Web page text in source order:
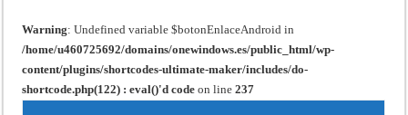
Warning: Undefined variable $botonEnlaceAndroid in
/home/u460725692/domains/onewindows.es/public_html/wp-
content/plugins/shortcodes-ultimate-maker/includes/do-
shortcode.php(122) : eval()'d code on line237